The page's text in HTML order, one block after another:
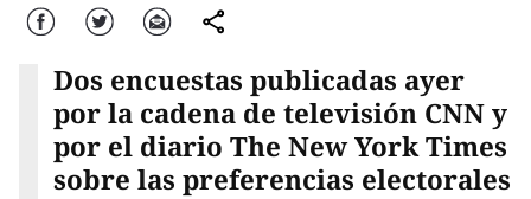
Facebook Twitter Correo comparte
Dos encuestas publicadas ayer
por la cadena de televisión CNN y
por el diario The New York Times
sobre las preferencias electorales